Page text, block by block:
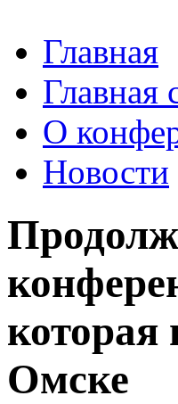
Главная
Главная
О
Новости
которая
Омске